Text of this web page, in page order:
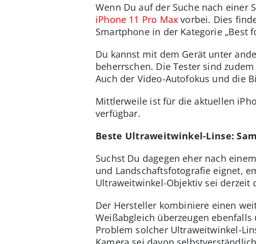
Wenn Du auf der Suche nach einer
iPhone 11 Pro Max vorbei. Dies
Smartphone in der Kategorie „Best
Du kannst mit dem Gerät unter
beherrschen. Die Tester sind
Auch der Video-Autofokus und die
Mittlerweile ist für die aktuellen
verfügbar.
Beste Ultraweitwinkel-Linse:
Suchst Du dagegen eher nach
und Landschaftsfotografie eignet,
Ultraweitwinkel-Objektiv sei derzeit
Der Hersteller kombiniere einen
Weißabgleich überzeugen
Problem solcher Ultraweitwinkel-